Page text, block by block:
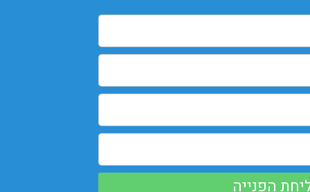
הפנייה